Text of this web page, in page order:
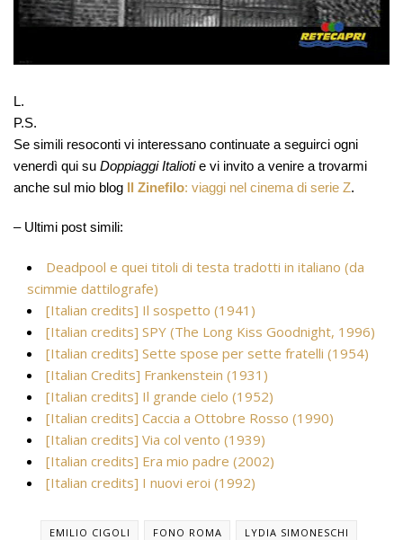
L.
P.S.
Se simili resoconti vi interessano continuate a seguirci ogni
venerdì qui su Doppiaggi Italiotie vi invito a venire a trovarmi
anche sul mio blog Il Zinefilo: viaggi nel cinema di serie Z.
– Ultimi post simili:
Deadpool e quei titoli di testa tradotti in italiano (da
scimmie dattilografe)
[Italian credits] Il sospetto (1941)
[Italian credits] SPY (The Long Kiss Goodnight, 1996)
[Italian credits] Sette spose per sette fratelli (1954)
[Italian Credits] Frankenstein (1931)
[Italian credits] Il grande cielo (1952)
[Italian credits] Caccia a Ottobre Rosso (1990)
[Italian credits] Via col vento (1939)
[Italian credits] Era mio padre (2002)
[Italian credits] I nuovi eroi (1992)
EMILIO CIGOLI FONO ROMA LYDIA SIMONESCHI